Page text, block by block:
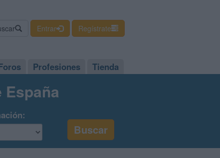
Entrar Regístrate
Profesiones Tienda